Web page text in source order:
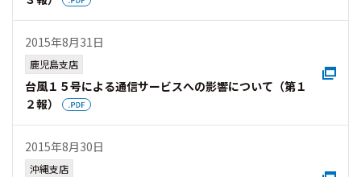
2015年8月31日
鹿児島支店
台風１５号による通信サービスへの影響について（第１
２報）
2015年8月30日
沖縄支店